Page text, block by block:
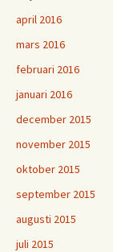
april 2016
mars 2016
februari 2016
januari 2016
december 2015
november 2015
oktober 2015
september 2015
augusti 2015
juli 2015